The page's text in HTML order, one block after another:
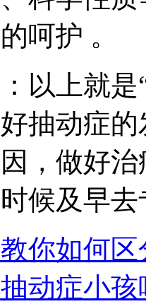
呵护 。
上就是
抽动症
，做好
候及早
你如何
动症小